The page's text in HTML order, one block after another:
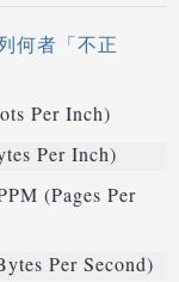
何者「不正
Per Inch)
Per Inch)
(Pages Per
Per Second)